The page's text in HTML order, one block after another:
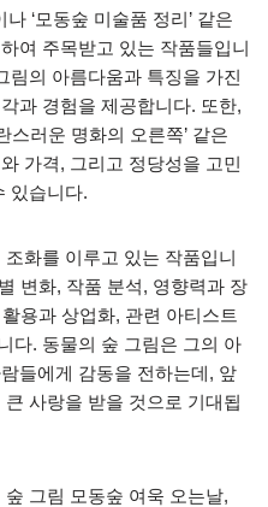
‘모동숲 미술품 정리’ 같은
여 주목받고 있는 작품들입니
림의 아름다움과 특징을 가진
과 경험을 제공합니다. 또한,
스러운 명화의 오른쪽’ 같은
가격, 그리고 정당성을 고민
있습니다.
화를 이루고 있는 작품입니
변화, 작품 분석, 영향력과 장
용과 상업화, 관련 아티스트
다. 동물의 숲 그림은 그의 아
들에게 감동을 전하는데, 앞
사랑을 받을 것으로 기대됩
그림 모동숲 여욱 오는날,